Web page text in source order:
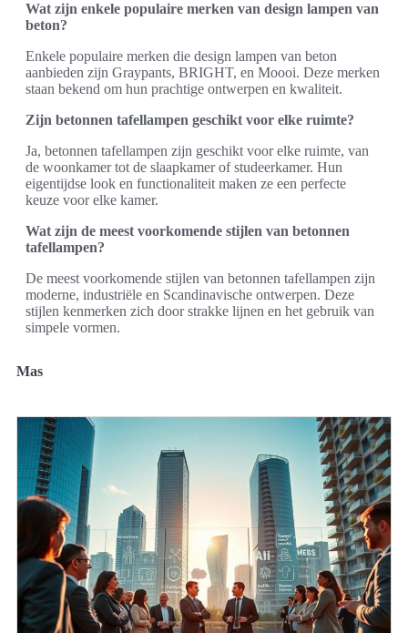
Wat zijn enkele populaire merken van design lampen van
beton?
Enkele populaire merken die design lampen van beton
aanbieden zijn Graypants, BRIGHT, en Moooi. Deze merken
staan bekend om hun prachtige ontwerpen en kwaliteit.
Zijn betonnen tafellampen geschikt voor elke ruimte?
Ja, betonnen tafellampen zijn geschikt voor elke ruimte, van
de woonkamer tot de slaapkamer of studeerkamer. Hun
eigentijdse look en functionaliteit maken ze een perfecte
keuze voor elke kamer.
Wat zijn de meest voorkomende stijlen van betonnen
tafellampen?
De meest voorkomende stijlen van betonnen tafellampen zijn
moderne, industriële en Scandinavische ontwerpen. Deze
stijlen kenmerken zich door strakke lijnen en het gebruik van
simpele vormen.
Mas